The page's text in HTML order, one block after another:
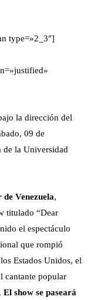
type=»2_3″]
la dirección del
09 de
de la Universidad
Venezuela,
titulado “Dear
el espectáculo
que rompió
Estados Unidos, el
cantante popular
El show se paseará